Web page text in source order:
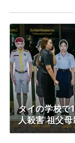
タイの学校で
人殺害 祖父